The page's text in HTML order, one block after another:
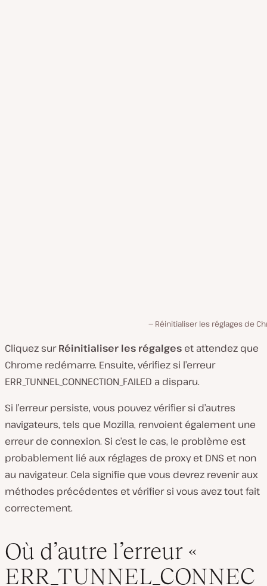
Réinitialiser les réglages de
Cliquez surRéinitialiser les régalges et attendez que
Chrome redémarre. Ensuite, vérifiez si l’erreur
ERR_TUNNEL_CONNECTION_FAILED a disparu.
Si l’erreur persiste, vous pouvez vérifier si d’autres
navigateurs, tels que Mozilla, renvoient également une
erreur de connexion. Si c’est le cas, le problème est
probablement lié aux réglages de proxy et DNS et non
au navigateur. Cela signifie que vous devrez revenir aux
méthodes précédentes et vérifier si vous avez tout fait
correctement.
Où d’autre l’erreur «
ERR_TUNNEL_CONNEC